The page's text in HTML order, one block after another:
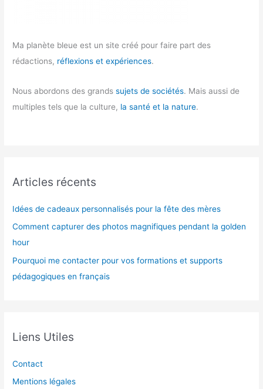
Ma planète bleue est un site créé pour faire part des
rédactions, réflexions et expériences.
Nous abordons des grandssujets de sociétés. Mais aussi de
multiples tels que la culture, la santé et la nature.
Articles récents
Idées de cadeaux personnalisés pour la fête des mères
Comment capturer des photos magnifiques pendant la golden
hour
Pourquoi me contacter pour vos formations et supports
pédagogiques en français
Liens Utiles
Contact
Mentions légales